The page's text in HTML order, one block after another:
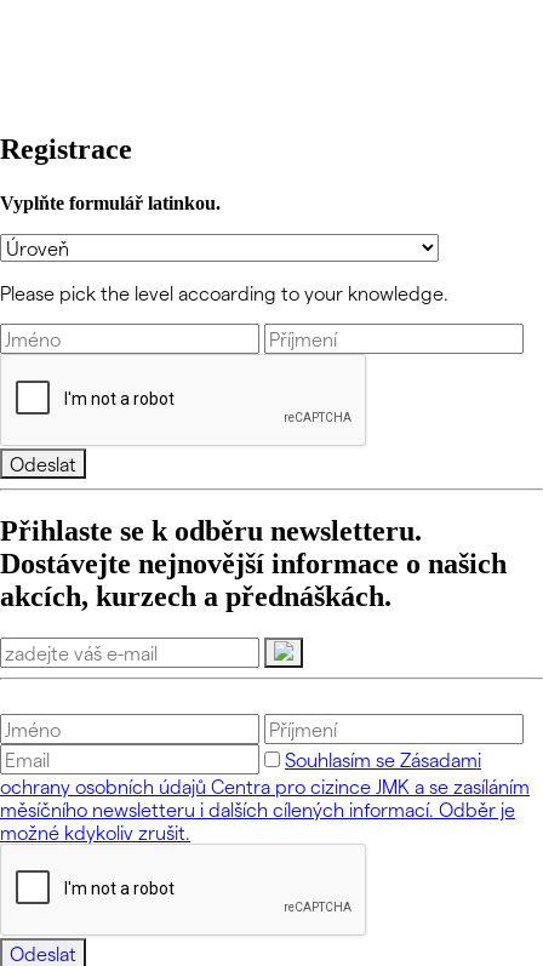
Registrace
Vyplňte formulář latinkou.
Please pick the level accoarding to your knowledge.
Odeslat
Přihlaste se k odběru newsletteru.
Dostávejte nejnovější informace o našich
akcích, kurzech a přednáškách.
Souhlasím se Zásadami
ochrany osobních údajů Centra pro cizince JMK a se zasíláním
měsíčního newsletteru i dalších cílených informací. Odběr je
možné kdykoliv zrušit.
Odeslat